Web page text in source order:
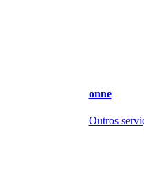
onne
Outros